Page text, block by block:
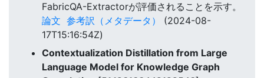
FabricQA-Extractorが評価されることを示す。
論文 参考訳（メタデータ）
(2024-08-
17T15:16:54Z)
Contextualization Distillation from Large
Language Model for Knowledge Graph